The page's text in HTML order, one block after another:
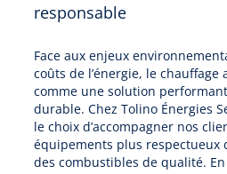
responsable
Face aux enjeux
coûts de l’énergie, le chauffage
comme une solution
durable. Chez Tolino Énergies
le choix d’accompagner nos
équipements plus respectueux
des combustibles de qualité.